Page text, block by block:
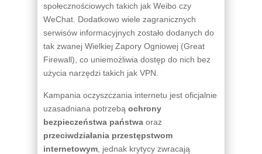
społecznościowych takich jak Weibo czy
WeChat. Dodatkowo wiele zagranicznych
serwisów informacyjnych zostało dodanych do
tak zwanej Wielkiej Zapory Ogniowej (Great
Firewall), co uniemożliwia dostęp do nich bez
użycia narzędzi takich jak VPN.
Kampania oczyszczania internetu jest oficjalnie
uzasadniana potrzebą ochrony
bezpieczeństwa państwa oraz
przeciwdziałania przestępstwom
internetowym , jednak krytycy zwracają